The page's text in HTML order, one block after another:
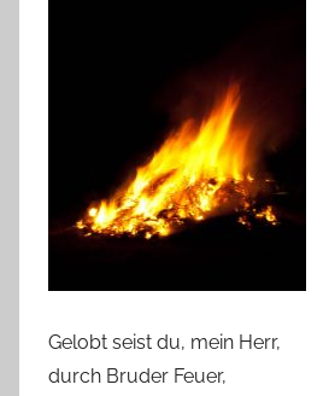
Gelobt seist du, mein Herr,
durch Bruder Feuer,